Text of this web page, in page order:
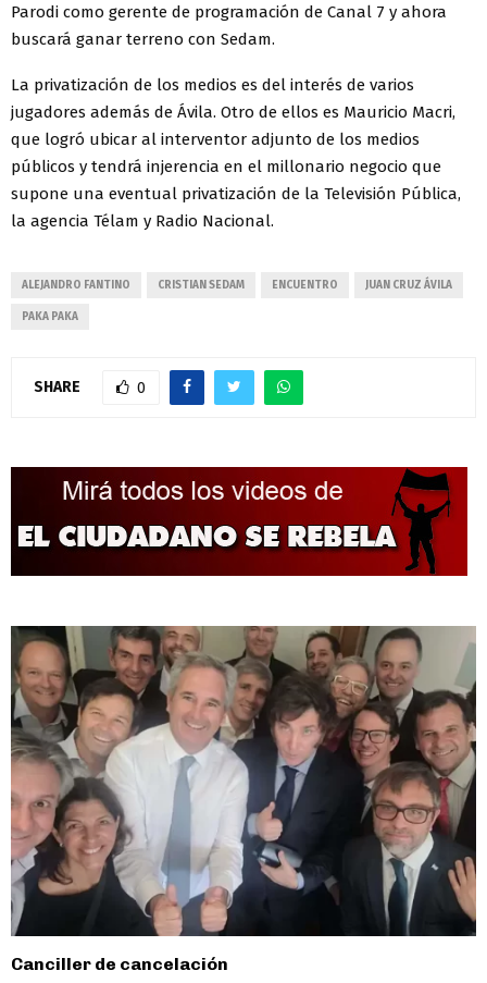
Parodi como gerente de programación de Canal 7 y ahora
buscará ganar terreno con Sedam.
La privatización de los medios es del interés de varios
jugadores además de Ávila. Otro de ellos es Mauricio Macri,
que logró ubicar al interventor adjunto de los medios
públicos y tendrá injerencia en el millonario negocio que
supone una eventual privatización de la Televisión Pública,
la agencia Télam y Radio Nacional.
ALEJANDRO FANTINO CRISTIAN SEDAM ENCUENTRO JUAN CRUZ ÁVILA
PAKA PAKA
SHARE 0
Canciller de cancelación